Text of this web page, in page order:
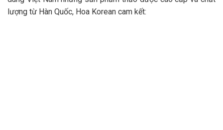
lượng từ Hàn Quốc, Hoa Korean cam kết: